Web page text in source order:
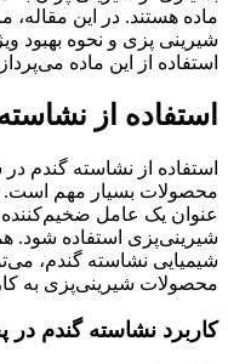
ماده هستند. در این مقاله،
شیرینی پزی و نحوه بهبود
استفاده از این ماده
استفاده از
استفاده از نشاسته گندم
محصولات بسیار مهم است.
عنوان یک عامل ضخیم‌کننده
شیرینی‌پزی استفاده شود.
شیمیایی نشاسته گندم،
محصولات شیرینی‌پزی به
کاربرد نشاسته گندم